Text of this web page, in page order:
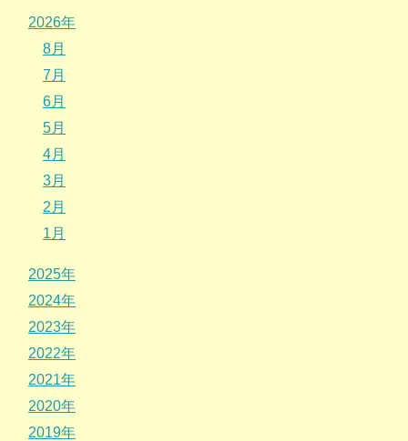
2026年
8月
7月
6月
5月
4月
3月
2月
1月
2025年
2024年
2023年
2022年
2021年
2020年
2019年